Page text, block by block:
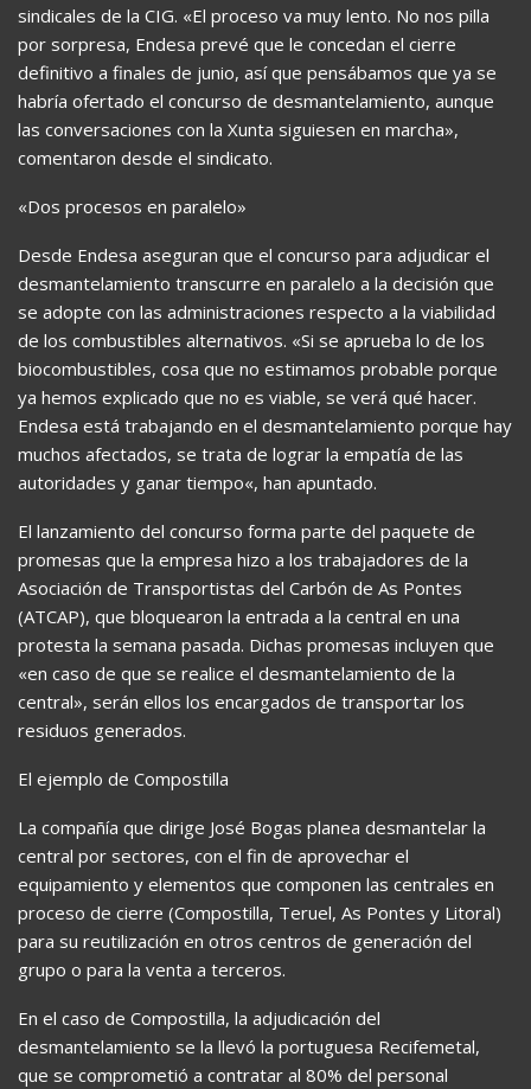
sindicales de la CIG. «El proceso va muy lento. No nos pilla
por sorpresa, Endesa prevé que le concedan el cierre
definitivo a finales de junio, así que pensábamos que ya se
habría ofertado el concurso de desmantelamiento, aunque
las conversaciones con la Xunta siguiesen en marcha»,
comentaron desde el sindicato.
«Dos procesos en paralelo»
Desde Endesa aseguran que el concurso para adjudicar el
desmantelamiento transcurre en paralelo a la decisión que
se adopte con las administraciones respecto a la viabilidad
de los combustibles alternativos. «Si se aprueba lo de los
biocombustibles, cosa que no estimamos probable porque
ya hemos explicado que no es viable, se verá qué hacer.
Endesa está trabajando en el desmantelamiento porque hay
muchos afectados, se trata de lograr la empatía de las
autoridades y ganar tiempo«, han apuntado.
El lanzamiento del concurso forma parte del paquete de
promesas que la empresa hizo a los trabajadores de la
Asociación de Transportistas del Carbón de As Pontes
(ATCAP), que bloquearon la entrada a la central en una
protesta la semana pasada. Dichas promesas incluyen que
«en caso de que se realice el desmantelamiento de la
central», serán ellos los encargados de transportar los
residuos generados.
El ejemplo de Compostilla
La compañía que dirige José Bogas planea desmantelar la
central por sectores, con el fin de aprovechar el
equipamiento y elementos que componen las centrales en
proceso de cierre (Compostilla, Teruel, As Pontes y Litoral)
para su reutilización en otros centros de generación del
grupo o para la venta a terceros.
En el caso de Compostilla, la adjudicación del
desmantelamiento se la llevó la portuguesa Recifemetal,
que se comprometió a contratar al 80% del personal